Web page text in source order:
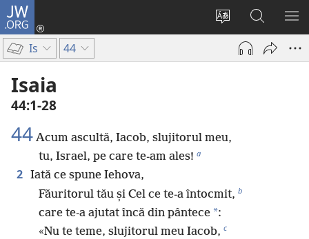
JW.ORG
Schimbaţi
limba
site-
Conectează-
deschide
Căutați
pe
JW.ORG
Is 44
Isaia
44:1-28
44 Acum ascultă, Iacob, slujitorul meu,
tu, Israel, pe care te-am ales! a
2 Iată ce spune Iehova,
Făuritorul tău și Cel ce te-a întocmit, b
care te-a ajutat încă din pântece *:
«Nu te teme, slujitorul meu Iacob, c